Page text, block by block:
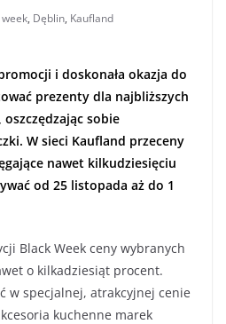
, Dęblin, Kaufland
i doskonała okazja do
prezenty dla najbliższych
sobie
W sieci Kaufland przeceny
nawet kilkudziesięciu
od 25 listopada aż do 1
Black Week ceny wybranych
o kilkadziesiąt procent.
w specjalnej, atrakcyjnej cenie
kuchenne marek